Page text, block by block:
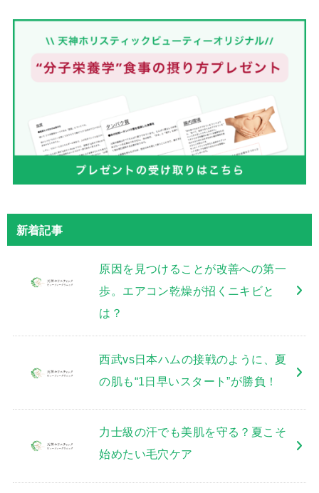
新着記事
原因を見つけることが改善への第一
歩。エアコン乾燥が招くニキビと
は？
西武vs日本ハムの接戦のように、夏
の肌も“1日早いスタート”が勝負！
力士級の汗でも美肌を守る？夏こそ
始めたい毛穴ケア